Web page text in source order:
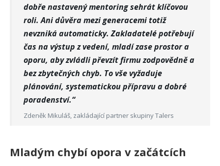
dobře nastavený mentoring sehrát klíčovou
roli. Ani důvěra mezi generacemi totiž
nevzniká automaticky. Zakladatelé potřebují
čas na výstup z vedení, mladí zase prostor a
oporu, aby zvládli převzít firmu zodpovědně a
bez zbytečných chyb. To vše vyžaduje
plánování, systematickou přípravu a dobré
poradenství.“
Zdeněk Mikuláš, zakládající partner skupiny Talers
Mladým chybí opora v začátcích